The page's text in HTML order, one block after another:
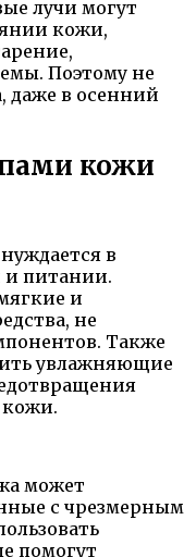
лучи могут
кожи,
Поэтому не
даже в осенний
кожи
в
и питании.
и
не
Также
увлажняющие
кожи.
может
с чрезмерным
помогут